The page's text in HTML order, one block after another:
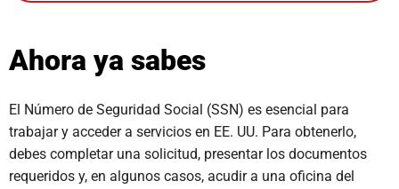
Ahora ya sabes
El Número de Seguridad Social (SSN) es esencial para
trabajar y acceder a servicios en EE. UU. Para obtenerlo,
debes completar una solicitud, presentar los documentos
requeridos y, en algunos casos, acudir a una oficina del